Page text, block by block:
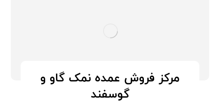
مرکز فروش عمده نمک گاو و
گوسفند